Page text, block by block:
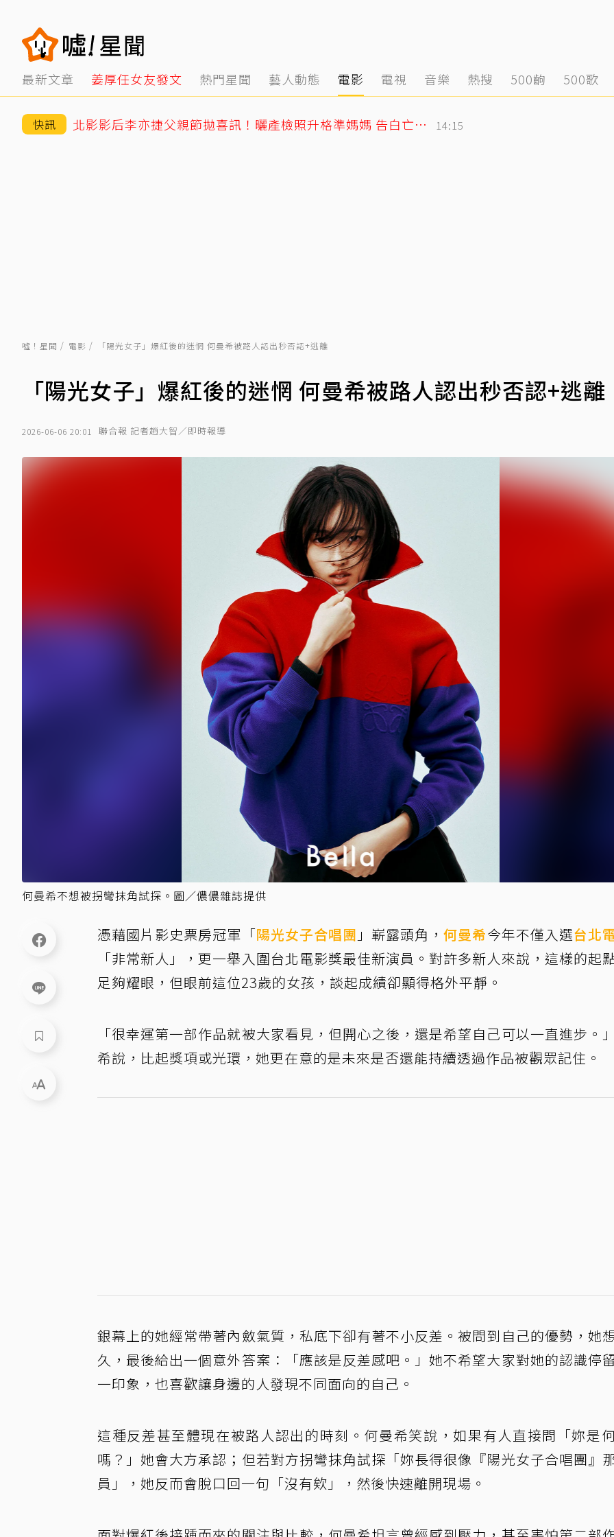
最新文章 姜厚任女友發文 熱門星聞 藝人動態 電影 電視 音樂 熱搜 500齣 500歌
快訊 北影影后李亦捷父親節拋喜訊！曬產檢照升格準媽媽 告白亡父超感人 14:15
噓！星聞 電影 「陽光女子」爆紅後的迷惘 何曼希被路人認出秒否認+逃離
「陽光女子」爆紅後的迷惘 何曼希被路人認出秒否認+逃離
2026-06-06 20:01 聯合報 記者趙大智／即時報導
何曼希不想被拐彎抹角試探。圖／儂儂雜誌提供
憑藉國片影史票房冠軍「陽光女子合唱團 」嶄露頭角，何曼希今年不僅入選台北
「非常新人」，更一舉入圍台北電影獎最佳新演員。對許多新人來說，這樣的起
足夠耀眼，但眼前這位23歲的女孩，談起成績卻顯得格外平靜。
「很幸運第一部作品就被大家看見，但開心之後，還是希望自己可以一直進步。
希說，比起獎項或光環，她更在意的是未來是否還能持續透過作品被觀眾記住。
銀幕上的她經常帶著內斂氣質，私底下卻有著不小反差。被問到自己的優勢，她
久，最後給出一個意外答案：「應該是反差感吧。」她不希望大家對她的認識停
一印象，也喜歡讓身邊的人發現不同面向的自己。
這種反差甚至體現在被路人認出的時刻。何曼希笑說，如果有人直接問「妳是
嗎？」她會大方承認；但若對方拐彎抹角試探「妳長得很像『陽光女子合唱團』
員」，她反而會脫口回一句「沒有欸」，然後快速離開現場。